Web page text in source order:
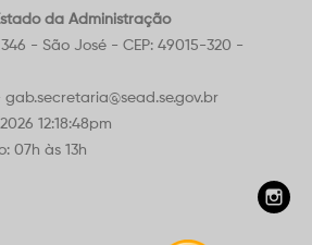
da Administração
- São José - CEP: 49015-320 -
gab.secretaria@sead.se.gov.br
12:18:48pm
07h às 13h